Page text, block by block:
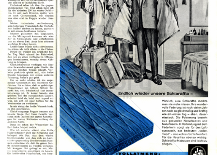
SCHLARAFFIA Matratzen
RECITEL SCHLAFKOMFORT GmbH
1962